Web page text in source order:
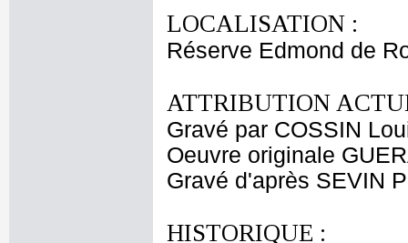
LOCALISATION :
Réserve Edmond de
ATTRIBUTION
Gravé par COSSIN
Oeuvre originale
Gravé d'après SEVIN
HISTORIQUE :